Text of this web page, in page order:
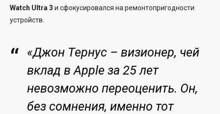
Watch Ultra 3 и сфокусировался на ремонтопригодности
устройств.
«Джон Тернус – визионер, чей
вклад в Apple за 25 лет
невозможно переоценить. Он,
без сомнения, именно тот